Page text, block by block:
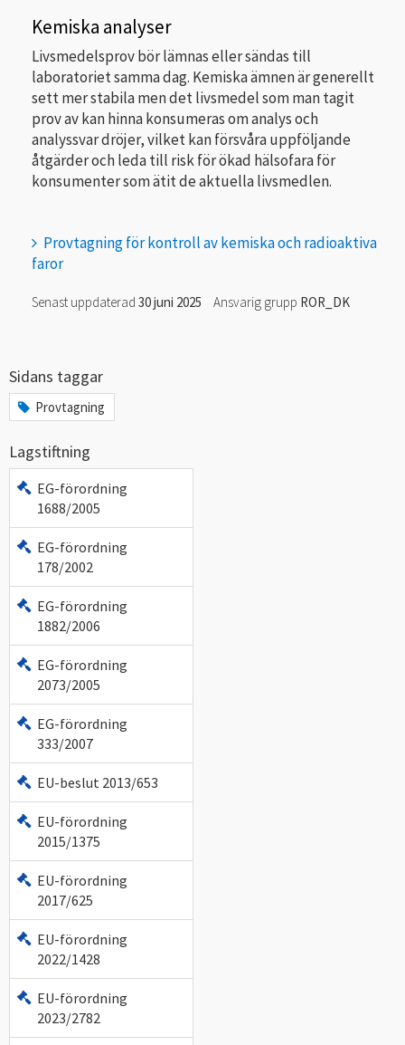
Kemiska analyser
Livsmedelsprov bör lämnas eller sändas till
laboratoriet samma dag. Kemiska ämnen är generellt
sett mer stabila men det livsmedel som man tagit
prov av kan hinna konsumeras om analys och
analyssvar dröjer, vilket kan försvåra uppföljande
åtgärder och leda till risk för ökad hälsofara för
konsumenter som ätit de aktuella livsmedlen.
Provtagning för kontroll av kemiska och radioaktiva
faror
Senast uppdaterad 30 juni 2025 Ansvarig grupp ROR_DK
Sidans taggar
Provtagning
Lagstiftning
EG-förordning
1688/2005
EG-förordning
178/2002
EG-förordning
1882/2006
EG-förordning
2073/2005
EG-förordning
333/2007
EU-beslut 2013/653
EU-förordning
2015/1375
EU-förordning
2017/625
EU-förordning
2022/1428
EU-förordning
2023/2782